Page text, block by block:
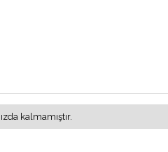
kalmamıştır.